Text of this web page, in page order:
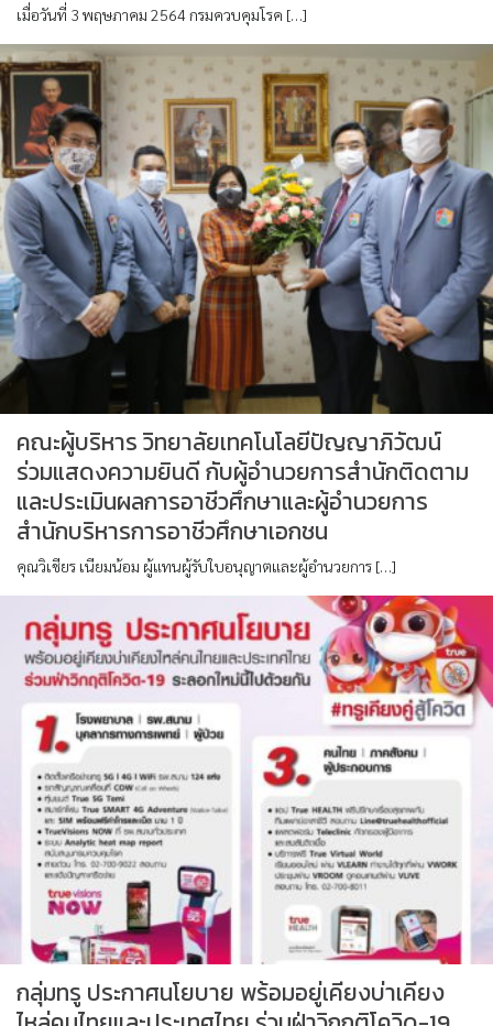
เมื่อวันที่ 3 พฤษภาคม 2564 กรมควบคุมโรค […]
คณะผู้บริหาร วิทยาลัยเทคโนโลยีปัญญาภิวัฒน์
ร่วมแสดงความยินดี กับผู้อำนวยการสำนักติดตาม
และประเมินผลการอาชีวศึกษาและผู้อำนวยการ
สำนักบริหารการอาชีวศึกษาเอกชน
คุณวิเชียร เนียมน้อม ผู้แทนผู้รับใบอนุญาตและผู้อำนวยการ […]
กลุ่มทรู ประกาศนโยบาย พร้อมอยู่เคียงบ่าเคียง